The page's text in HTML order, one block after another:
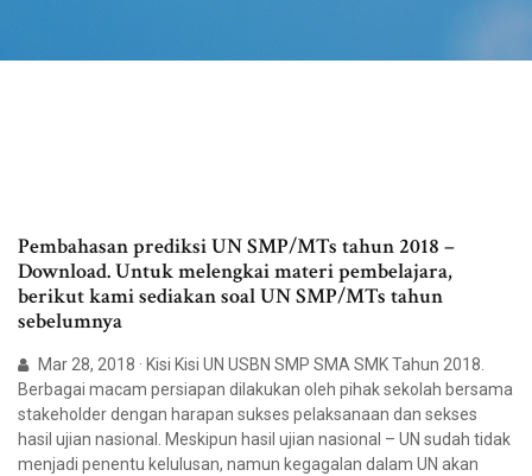
Pembahasan prediksi UN SMP/MTs tahun 2018 –
Download. Untuk melengkai materi pembelajara,
berikut kami sediakan soal UN SMP/MTs tahun
sebelumnya
Mar 28, 2018 · Kisi Kisi UN USBN SMP SMA SMK Tahun 2018.
Berbagai macam persiapan dilakukan oleh pihak sekolah bersama
stakeholder dengan harapan sukses pelaksanaan dan sekses
hasil ujian nasional. Meskipun hasil ujian nasional – UN sudah tidak
menjadi penentu kelulusan, namun kegagalan dalam UN akan